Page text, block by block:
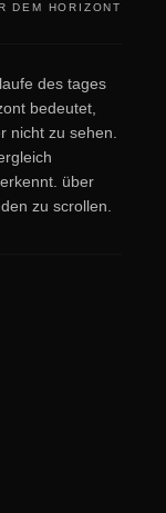
DEM HORIZONT
des tages
bedeutet,
nicht zu sehen.
über
zu scrollen.